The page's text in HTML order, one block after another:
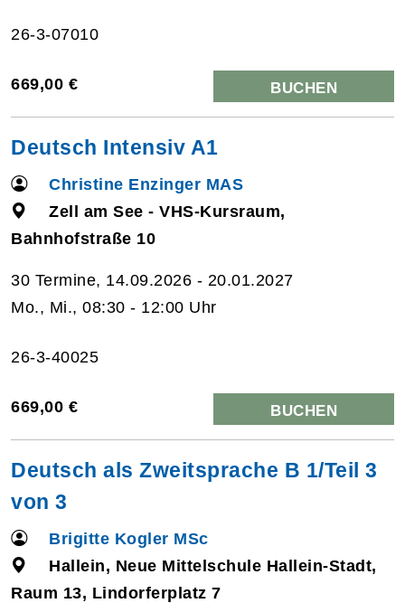
26-3-07010
669,00 € BUCHEN
Deutsch Intensiv A1
Christine Enzinger MAS
Zell am See - VHS-Kursraum,
Bahnhofstraße 10
30 Termine, 14.09.2026 - 20.01.2027
Mo., Mi., 08:30 - 12:00 Uhr
26-3-40025
669,00 € BUCHEN
Deutsch als Zweitsprache B 1/Teil 3
von 3
Brigitte Kogler MSc
Hallein, Neue Mittelschule Hallein-Stadt,
Raum 13, Lindorferplatz 7